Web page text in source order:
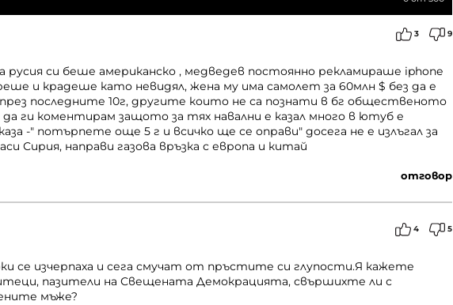
3 9
си беше американско , медведев постоянно рекламираше iphone
и крадеше като невидял, жена му има самолет за 60млн $ без да е
последните 10г, другите които не са познати в бг общественото
ги коментирам защото за тях навални е казал много в ютуб е
-" потърпете още 5 г и всичко ще се оправи" досега не е излъгал за
Сирия, направи газова връзка с европа и китай
отговор
4 5
се изчерпаха и сега смучат от пръстите си глупости.Я кажете
пазители на Свещената Демокрацията, свършихте ли с
мъже?